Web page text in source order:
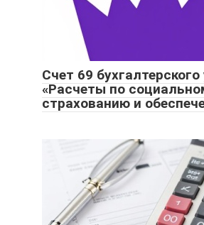
Счет 69 бухгалтерского
«Расчеты по
страхованию и